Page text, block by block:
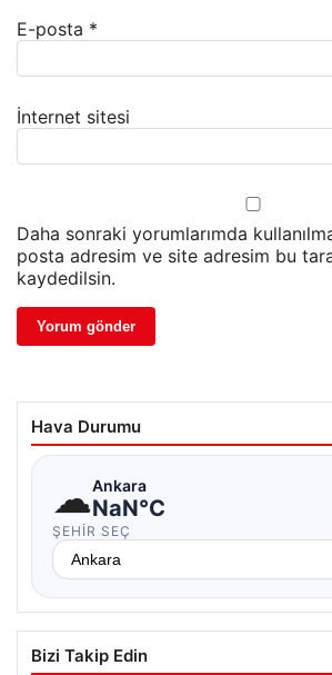
E-posta *
İnternet sitesi
Daha sonraki yorumlarımda
posta adresim ve site adresim bu
kaydedilsin.
Hava Durumu
☁Ankara
NaN°C
ŞEHIR SEÇ
Bizi Takip Edin